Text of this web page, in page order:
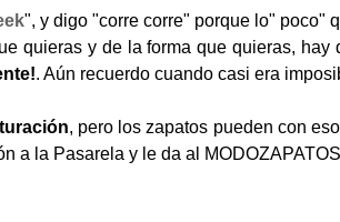
", y digo "corre corre" porque lo" poco"
quieras y de la forma que quieras,
. Aún recuerdo cuando casi era
, pero los zapatos pueden con
a la Pasarela y le da al